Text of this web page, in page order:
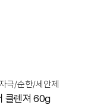
극/순한/세안제
클렌져 60g